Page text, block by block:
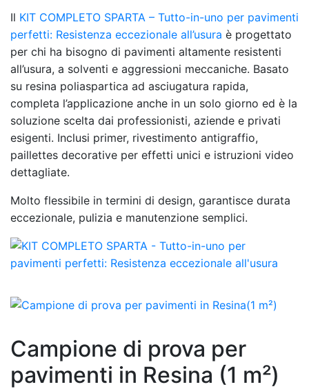
Il KIT COMPLETO SPARTA – Tutto-in-uno per pavimenti
perfetti: Resistenza eccezionale all’usura è progettato
per chi ha bisogno di pavimenti altamente resistenti
all’usura, a solventi e aggressioni meccaniche. Basato
su resina poliaspartica ad asciugatura rapida,
completa l’applicazione anche in un solo giorno ed è la
soluzione scelta dai professionisti, aziende e privati
esigenti. Inclusi primer, rivestimento antigraffio,
paillettes decorative per effetti unici e istruzioni video
dettagliate.
Molto flessibile in termini di design, garantisce durata
eccezionale, pulizia e manutenzione semplici.
Campione di prova per
pavimenti in Resina (1 m²)